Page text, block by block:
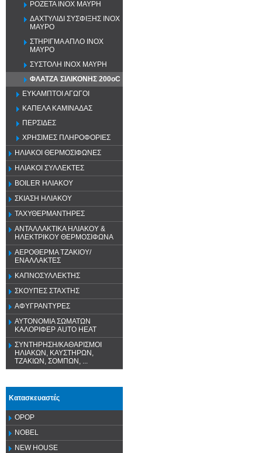
ΡΟΖΕΤΑ ΙΝΟΧ ΜΑΥΡΗ
ΔΑΧΤΥΛΙΔΙ ΣΥΣΦΙΞΗΣ ΙΝΟΧ
ΜΑΥΡΟ
ΣΤΗΡΙΓΜΑ ΑΠΛΟ ΙΝΟΧ
ΜΑΥΡΟ
ΣΥΣΤΟΛΗ ΙΝΟΧ ΜΑΥΡΗ
ΦΛΑΤΖΑ ΣΙΛΙΚΟΝΗΣ 200oC
ΕΥΚΑΜΠΤΟΙ ΑΓΩΓΟΙ
ΚΑΠΕΛΑ ΚΑΜΙΝΑΔΑΣ
ΠΕΡΣΙΔΕΣ
ΧΡΗΣΙΜΕΣ ΠΛΗΡΟΦΟΡΙΕΣ
ΗΛΙΑΚΟΙ ΘΕΡΜΟΣΙΦΩΝΕΣ
ΗΛΙΑΚΟΙ ΣΥΛΛΕΚΤΕΣ
BOILER ΗΛΙΑΚΟΥ
ΣΚΙΑΣΗ ΗΛΙΑΚΟΥ
ΤΑΧΥΘΕΡΜΑΝΤΗΡΕΣ
ΑΝΤΑΛΛΑΚΤΙΚΑ ΗΛΙΑΚΟΥ &
ΗΛΕΚΤΡΙΚΟΥ ΘΕΡΜΟΣΙΦΩΝΑ
ΑΕΡΟΘΕΡΜΑ ΤΖΑΚΙΟΥ/
ΕΝΑΛΛΑΚΤΕΣ
ΚΑΠΝΟΣΥΛΛΕΚΤΗΣ
ΣΚΟΥΠΕΣ ΣΤΑΧΤΗΣ
ΑΦΥΓΡΑΝΤΥΡΕΣ
ΑΥΤΟΝΟΜΙΑ ΣΩΜΑΤΩΝ
ΚΑΛΟΡΙΦΕΡ AUTO HEAT
ΣΥΝΤΗΡΗΣΗ/ΚΑΘΑΡΙΣΜΟΙ
ΗΛΙΑΚΩΝ, ΚΑΥΣΤΗΡΩΝ,
ΤΖΑΚΙΩΝ, ΣΟΜΠΩΝ, ...
Κατασκευαστές
OPOP
NOBEL
NEW HOUSE